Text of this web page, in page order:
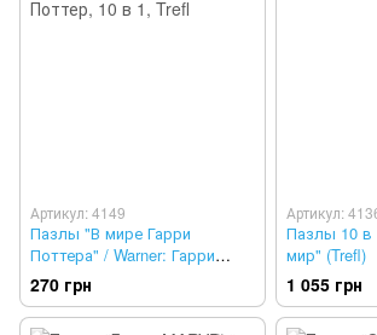
Артикул: 4149
Пазлы "В мире Гарри
Поттера" / Warner: Гарри
Поттер, 10 в 1, Trefl
270 грн
Артикул:
Пазлы 10 в
мир" (Trefl)
1 055 грн